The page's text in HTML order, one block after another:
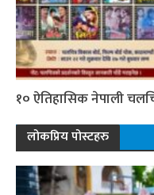
१० ऐतिहासिक नेपाली
लोकप्रिय पोस्टहरु